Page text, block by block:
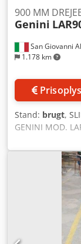
San Giovanni
1.178 km
900 MM
Genini
Stand: brugt,
GENINI MOD.
arbejdslængde: